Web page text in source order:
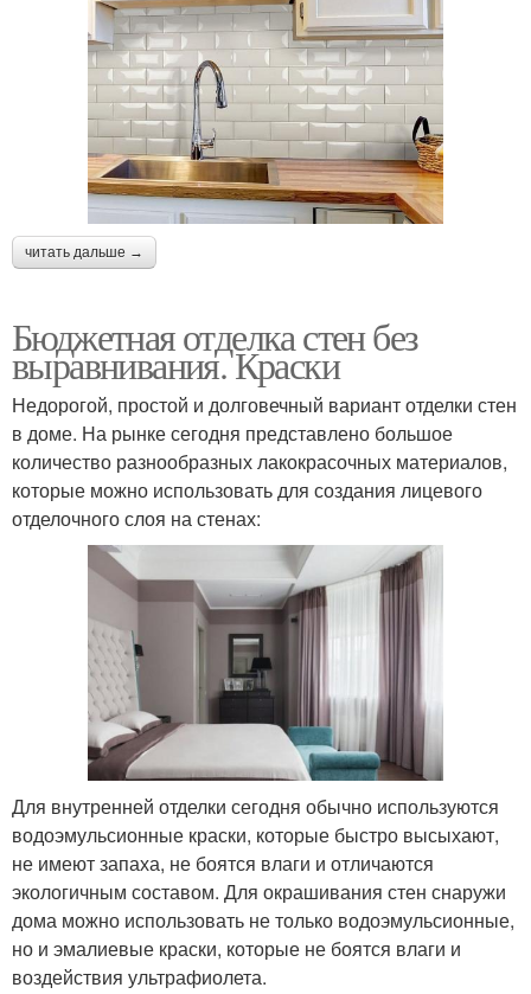
читать дальше →
Бюджетная отделка стен без
выравнивания. Краски
Недорогой, простой и долговечный вариант отделки стен
в доме. На рынке сегодня представлено большое
количество разнообразных лакокрасочных материалов,
которые можно использовать для создания лицевого
отделочного слоя на стенах:
Для внутренней отделки сегодня обычно используются
водоэмульсионные краски, которые быстро высыхают,
не имеют запаха, не боятся влаги и отличаются
экологичным составом. Для окрашивания стен снаружи
дома можно использовать не только водоэмульсионные,
но и эмалиевые краски, которые не боятся влаги и
воздействия ультрафиолета.